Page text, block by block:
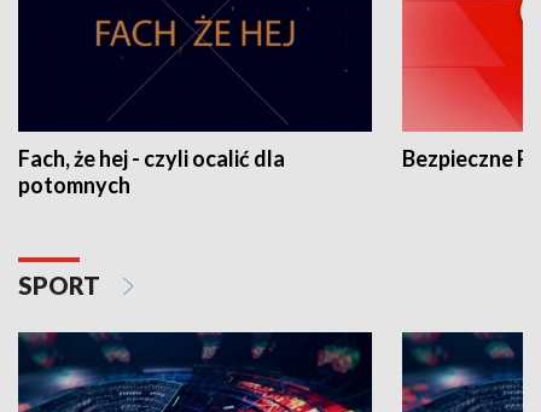
Fach, że hej - czyli ocalić dla
potomnych
Bezpieczne
SPORT